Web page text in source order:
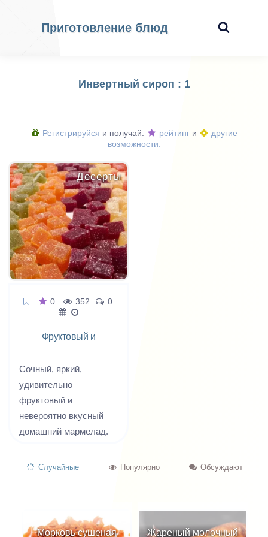
Приготовление блюд
Инвертный сироп : 1
Регистрируйся и получай: рейтинг и
другие
возможности.
Десерты
0 352 0
Фруктовый и
мармелад
Сочный, яркий,
удивительно
фруктовый и
невероятно вкусный
домашний мармелад.
Пюре из свежих ягод и
и химических опытов с
Случайные Популярно Обсуждают
Морковь сушеная
Жареный молочный